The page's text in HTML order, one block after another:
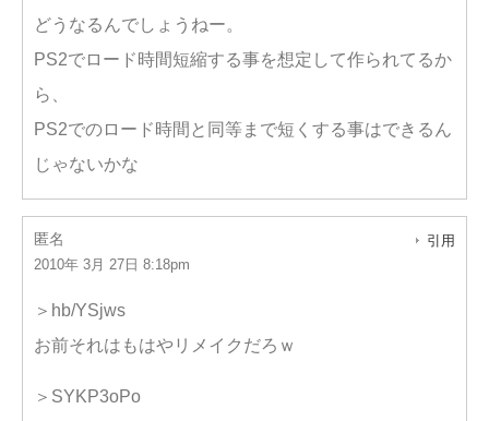
どうなるんでしょうねー。
PS2でロード時間短縮する事を想定して作られてるか
ら、
PS2でのロード時間と同等まで短くする事はできるん
じゃないかな
匿名
2010年 3月 27日 8:18pm
引用
＞hb/YSjws
お前それはもはやリメイクだろｗ
＞SYKP3oPo